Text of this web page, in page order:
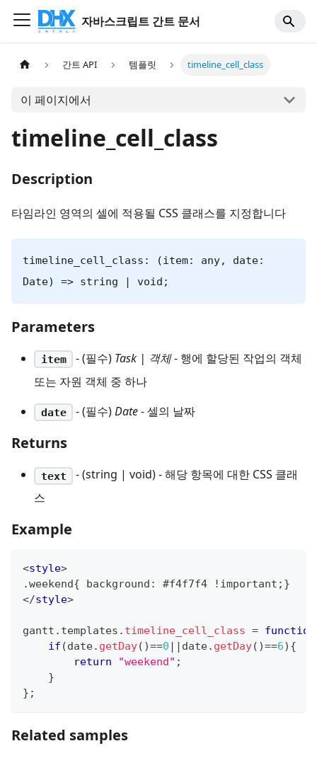
자바스크립트 간트 문서
간트 API 템플릿 timeline_cell_class
이 페이지에서
timeline_cell_class
Description
타임라인 영역의 셀에 적용될 CSS 클래스를 지정합니다
timeline_cell_class: (item: any, date:
Date) => string | void;
Parameters
item - (필수) Task | 객체- 행에 할당된 작업의 객체
또는 자원 객체 중 하나
date - (필수)Date- 셀의 날짜
Returns
text
- (string | void) - 해당 항목에 대한 CSS 클래
스
Example
<style>
.weekend{ background: #f4f7f4 !important;}
</style>
gantt . templates . timeline_cell_class = function
if (date. getDay( )==0 || date. getDay( )==6) {
return
"weekend" ;
}
} ;
Related samples